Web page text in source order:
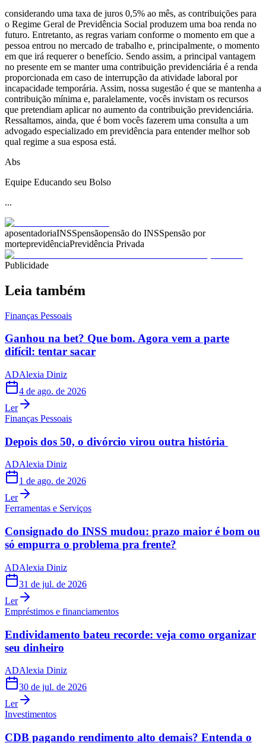
considerando uma taxa de juros 0,5% ao mês, as contribuições para
o Regime Geral de Previdência Social produzem uma boa renda no
futuro. Entretanto, as regras variam conforme o momento em que a
pessoa entrou no mercado de trabalho e, principalmente, o momento
em que irá requerer o benefício. Sendo assim, a principal vantagem
no presente em se manter uma contribuição previdenciária é a renda
proporcionada em caso de interrupção da atividade laboral por
incapacidade temporária. Assim, nossa sugestão é que se mantenha a
contribuição mínima e, paralelamente, vocês invistam os recursos
que pretendiam aplicar no aumento da contribuição previdenciária.
Ressaltamos, ainda, que é bom vocês fazerem uma consulta a um
advogado especializado em previdência para entender melhor sob
qual regime a sua esposa está.
Abs
Equipe Educando seu Bolso
...
aposentadoriaINSSpensãopensão do INSSpensão por
morteprevidênciaPrevidência Privada
Publicidade
Leia também
Finanças Pessoais
Ganhou na bet? Que bom. Agora vem a parte
difícil: tentar sacar
ADAlexia Diniz
4 de ago. de 2026
Ler
Finanças Pessoais
Depois dos 50, o divórcio virou outra história
ADAlexia Diniz
1 de ago. de 2026
Ler
Ferramentas e Serviços
Consignado do INSS mudou: prazo maior é bom ou
só empurra o problema pra frente?
ADAlexia Diniz
31 de jul. de 2026
Ler
Empréstimos e financiamentos
Endividamento bateu recorde: veja como organizar
seu dinheiro
ADAlexia Diniz
30 de jul. de 2026
Ler
Investimentos
CDB pagando rendimento alto demais? Entenda o